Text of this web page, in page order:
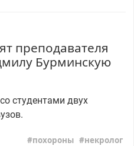
преподавателя
Бурминскую
студентами двух
похороны некролог